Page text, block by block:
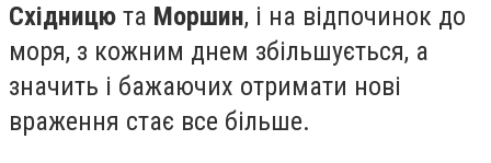
Східницю та Моршин, і на відпочинок до
моря, з кожним днем ​​збільшується, а
значить і бажаючих отримати нові
враження стає все більше.